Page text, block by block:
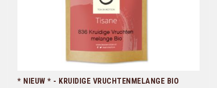
* NIEUW * - KRUIDIGE VRUCHTENMELANGE BIO